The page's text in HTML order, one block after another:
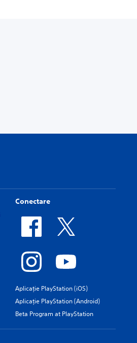
Conectare
Aplicație PlayStation (iOS)
Aplicație PlayStation (Android)
Beta Program at PlayStation